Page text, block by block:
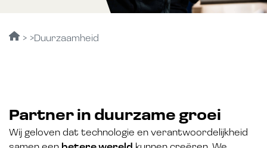
Duurzaamheid
Partner in duurzame groei
Wij geloven dat technologie en verantwoordelijkheid